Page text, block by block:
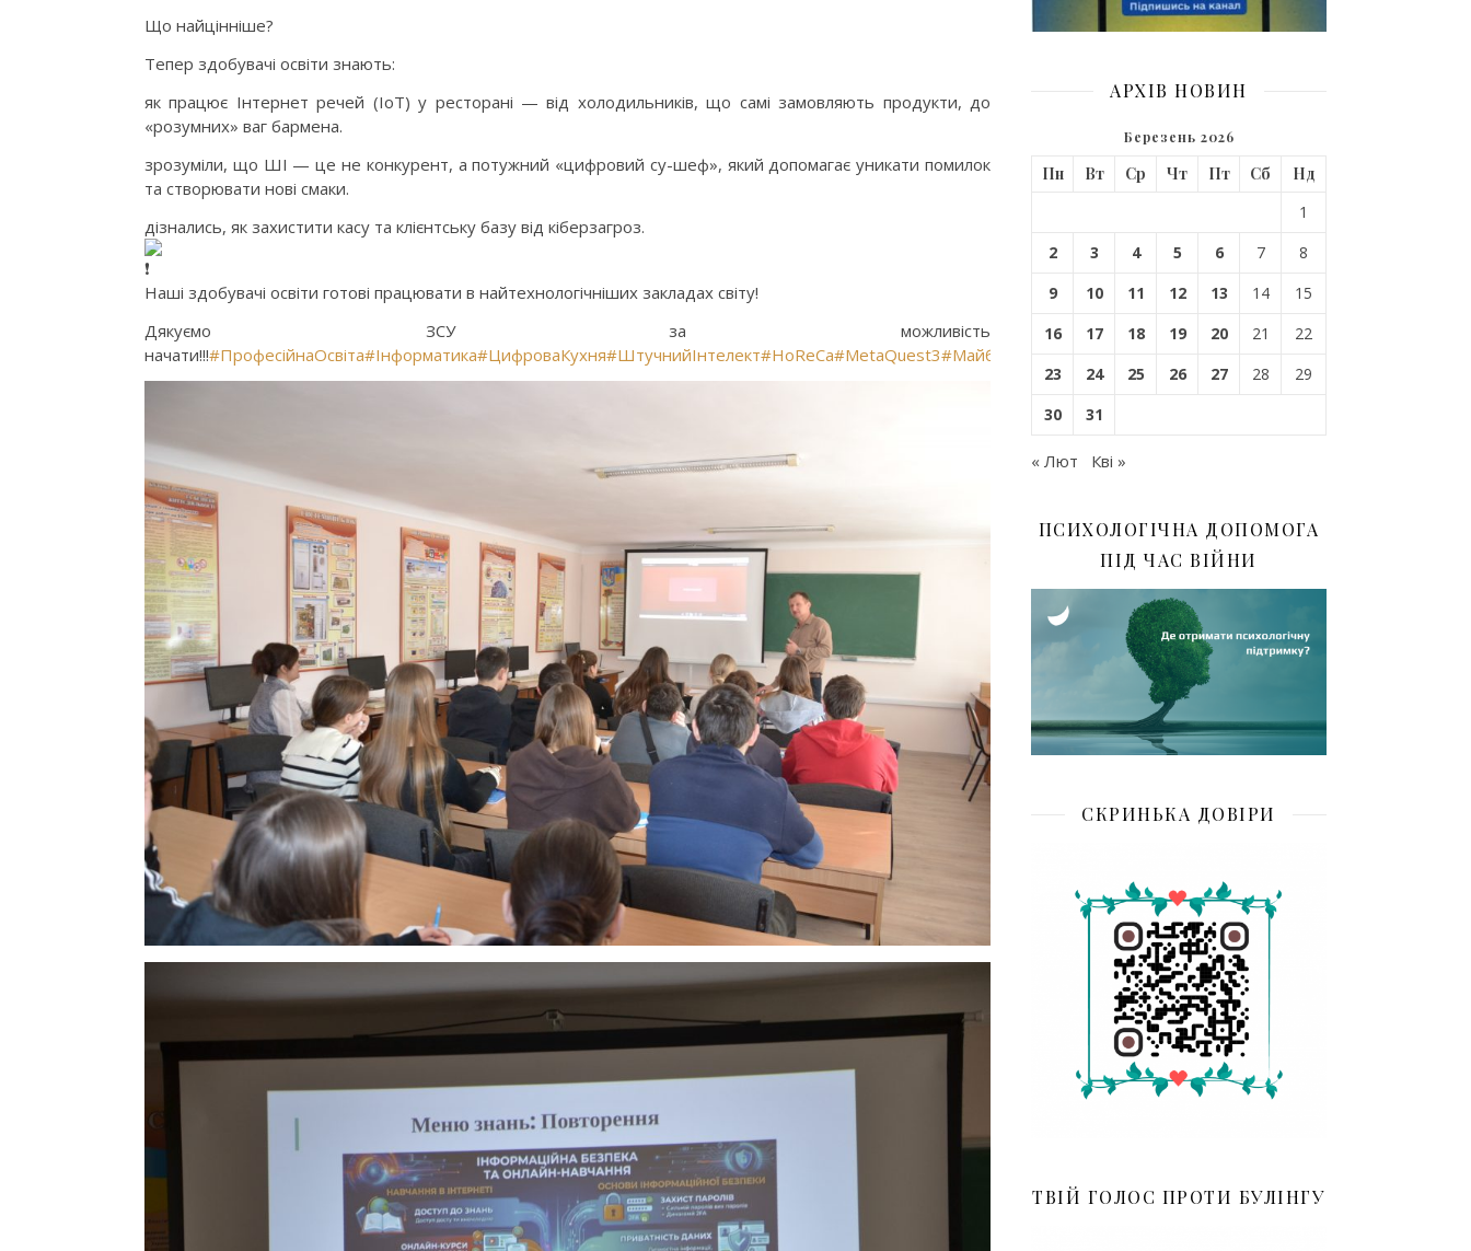
Що найцінніше?
Тепер здобувачі освіти знають:
як працює Інтернет речей (IoT) у ресторані — від холодильників, що самі замовляють продукти, до
«розумних» ваг бармена.
зрозуміли, що ШІ — це не конкурент, а потужний «цифровий су-шеф», який допомагає уникати помилок
та створювати нові смаки.
дізнались, як захистити касу та клієнтську базу від кіберзагроз.
Наші здобувачі освіти готові працювати в найтехнологічніших закладах світу!
Дякуємо ЗСУ за можливість
начати!!!#ПрофесійнаОсвіта#Інформатика#ЦифроваКухня#ШтучнийІнтелект#HoReCa#MetaQuest3#МайбутнєПоруч
АРХІВ НОВИН
Березень 2026
Пн Вт Ср Чт Пт Сб
Нд
1
2
3 4 5 6 7
8
9
10 11 12 13 14
15
16
17 18 19 20 21
22
23
24 25 26 27 28
29
30
31
« Лют Кві »
ПСИХОЛОГІЧНА ДОПОМОГА
ПІД ЧАС ВІЙНИ
СКРИНЬКА ДОВІРИ
ТВІЙ ГОЛОС ПРОТИ БУЛІНГУ